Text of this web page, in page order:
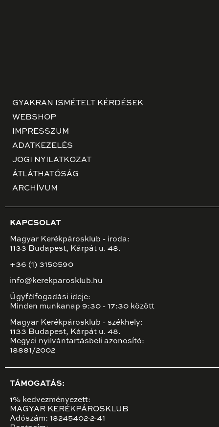
GYAKRAN ISMÉTELT KÉRDÉSEK
WEBSHOP
IMPRESSZUM
ADATKEZELÉS
JOGI NYILATKOZAT
ÁTLÁTHATÓSÁG
ARCHÍVUM
KAPCSOLAT
Magyar Kerékpárosklub - iroda:
1133 Budapest, Kárpát u. 48.
+36 (1) 3150590
info@kerekparosklub.hu
Ügyfélfogadási ideje:
Minden munkanap 9:30 - 17:30 között
Magyar Kerékpárosklub - székhely:
1133 Budapest, Kárpát u. 48.
Megyei nyilvántartásbeli azonosító:
18881/2002
TÁMOGATÁS:
1% kedvezményezett:
MAGYAR KERÉKPÁROSKLUB
Adószám: 18245402-2-41